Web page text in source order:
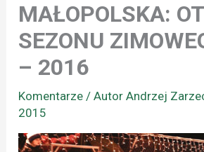
MAŁOPOLSKA:
SEZONU
– 2016
Komentarze / Autor Andrzej
2015